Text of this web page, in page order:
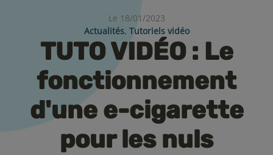
Le 18/01/2023
Actualités, Tutoriels vidéo
TUTO VIDÉO : Le
fonctionnement
d'une e-cigarette
pour les nuls